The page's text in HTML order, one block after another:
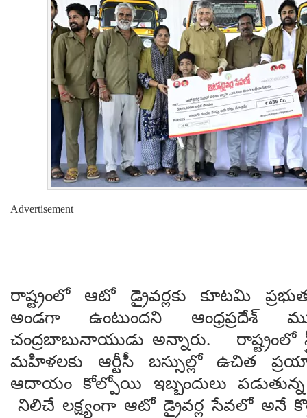
Advertisement
రాష్ట్రంలో ఆటో డ్రైవర్లకు కూటమి
అండగా ఉంటుందని ఆంధ్రప్రదేశ్
చంద్రబాబునాయుడు అన్నారు. రాష్ట్రంలో
మహిళలకు ఆర్టీసీ బస్సుల్లో ఉచిత
ఆదాయం కోల్పోయి ఇబ్బందులు పడుతున్న
నిలిచే లక్ష్యంగా ఆటో డ్రైవర్ల సేవలో అనే